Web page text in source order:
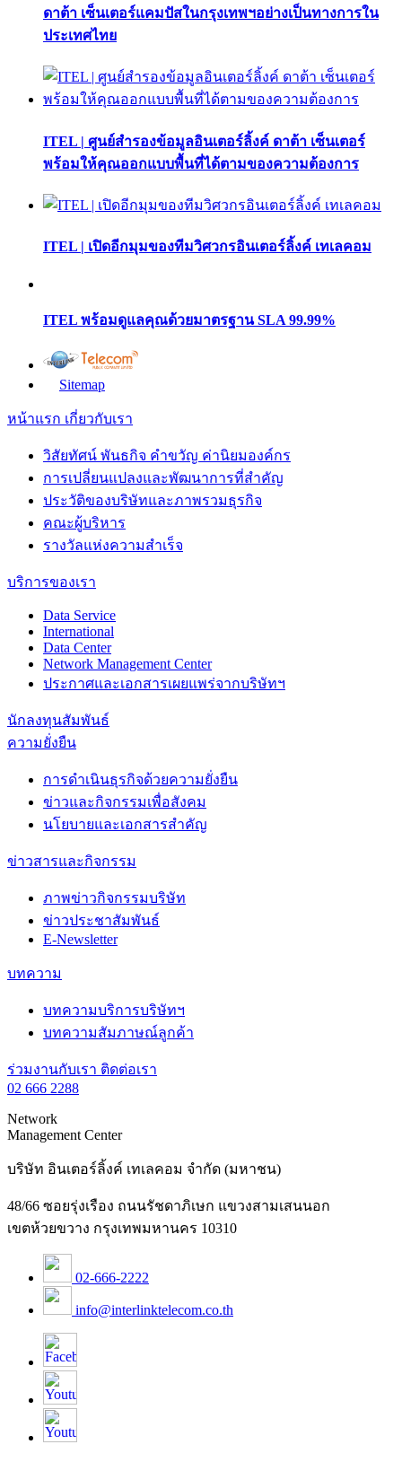
ดาต้า เซ็นเตอร์แคมปัสในกรุงเทพฯอย่างเป็นทางการใน
ประเทศไทย
ITEL | ศูนย์สำรองข้อมูลอินเตอร์ลิ้งค์ ดาต้า เซ็นเตอร์
พร้อมให้คุณออกแบบพื้นที่ได้ตามของความต้องการ
ITEL | เปิดอีกมุมของทีมวิศวกรอินเตอร์ลิ้งค์ เทเลคอม
ITEL พร้อมดูแลคุณด้วยมาตรฐาน SLA 99.99%
Sitemap
หน้าแรก เกี่ยวกับเรา
วิสัยทัศน์ พันธกิจ คำขวัญ ค่านิยมองค์กร
การเปลี่ยนแปลงและพัฒนาการที่สำคัญ
ประวัติของบริษัทและภาพรวมธุรกิจ
คณะผู้บริหาร
รางวัลแห่งความสำเร็จ
บริการของเรา
Data Service
International
Data Center
Network Management Center
ประกาศและเอกสารเผยแพร่จากบริษัทฯ
นักลงทุนสัมพันธ์
ความยั่งยืน
การดำเนินธุรกิจด้วยความยั่งยืน
ข่าวและกิจกรรมเพื่อสังคม
นโยบายและเอกสารสำคัญ
ข่าวสารและกิจกรรม
ภาพข่าวกิจกรรมบริษัท
ข่าวประชาสัมพันธ์
E-Newsletter
บทความ
บทความบริการบริษัทฯ
บทความสัมภาษณ์ลูกค้า
ร่วมงานกับเรา ติดต่อเรา
02 666 2288
Network
Management Center
บริษัท อินเตอร์ลิ้งค์ เทเลคอม จำกัด (มหาชน)
48/66 ซอยรุ่งเรือง ถนนรัชดาภิเษก แขวงสามเสนนอก
เขตห้วยขวาง กรุงเทพมหานคร 10310
02-666-2222
info@interlinktelecom.co.th